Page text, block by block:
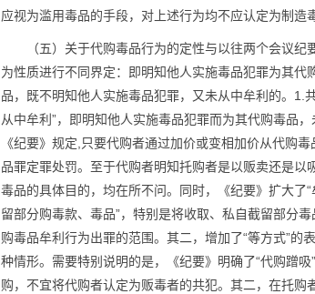
应视为滥用毒品的手段，对上述行为均不应认定为制造
（五）关于代购毒品行为的定性与以往两个会议
为性质进行不同界定：即明知他人实施毒品犯罪为其
品，既不明知他人实施毒品犯罪，又未从中牟利的。1.
从中牟利”，即明知他人实施毒品犯罪而为其代购毒品
《纪要》规定,只要代购者通过加价或变相加价从代购
品罪定罪处罚。至于代购者明知托购者是以贩卖还是
毒品的具体目的，均在所不问。同时，《纪要》扩大了
留部分购毒款、毒品”，特别是将收取、私自截留部分
购毒品牟利行为出罪的范围。其二，增加了“等方式”
种情形。需要特别说明的是，《纪要》明确了“代购蹭
购，不宜将代购者认定为贩毒者的共犯。其二，在托